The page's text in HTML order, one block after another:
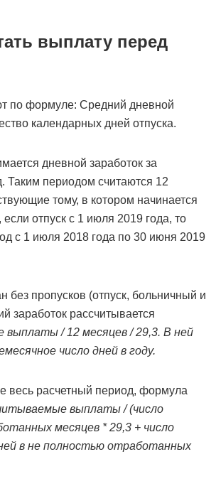
выплату перед
по формуле: Средний дневной
календарных дней отпуска.
дневной заработок за
Таким периодом считаются 12
тому, в котором начинается
отпуск с 1 июля 2019 года, то
с 1 июля 2018 года по 30 июня 2019
без пропусков (отпуск, больничный и
заработок рассчитывается
/ 12 месяцев / 29,3. В ней
число дней в году.
весь расчетный период, формула
выплаты / (число
месяцев * 29,3 + число
в не полностью отработанных